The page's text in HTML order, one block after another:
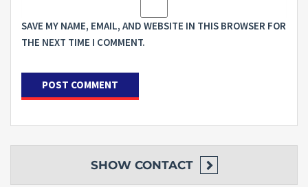
SAVE MY NAME, EMAIL, AND WEBSITE IN THIS BROWSER FOR
THE NEXT TIME I COMMENT.
SHOW CONTACT